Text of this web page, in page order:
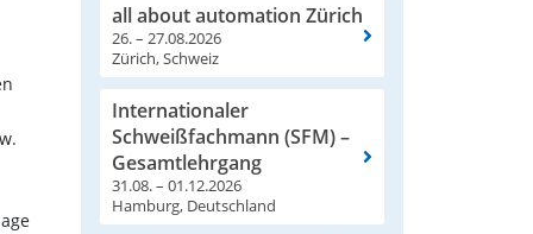
all about automation Zürich
26. – 27.08.2026
Zürich, Schweiz
Internationaler
Schweißfachmann (SFM) –
Gesamtlehrgang
31.08. – 01.12.2026
Hamburg, Deutschland